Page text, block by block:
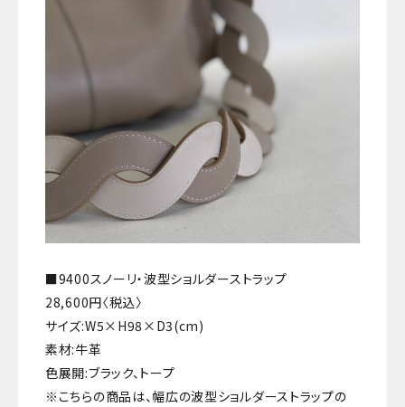
■9400スノーリ・波型ショルダーストラップ
28,600円〈税込〉
サイズ:W5×H98×D3(cm)
素材:牛革
色展開:ブラック、トープ
※こちらの商品は、幅広の波型ショルダーストラップの